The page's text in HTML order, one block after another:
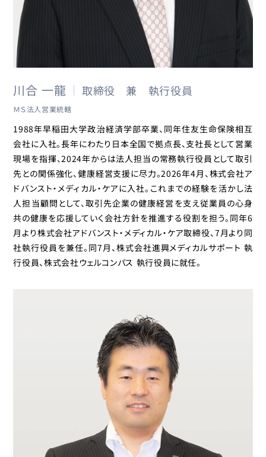
川合 一龍 取締役 兼 執行役員
ＭＳ法人営業統轄
1988年早稲田大学政治経済学部卒業、同年住友生命保険相互
会社に入社。長年にわたり日本全国で拠点長、支社長として営業
現場を指揮、2024年からは法人担当の常務執行役員として取引
先との関係強化、健康経営支援に尽力。2026年4月、株式会社ア
ドバンスト・メディカル・ケアに入社。これまでの経験を活かし法
人担当顧問として、取引先企業の健康経営を支え従業員の心身
共の健康を応援していく会社方針を推進する役割を担う。同年6
月より株式会社アドバンスト・メディカル・ケア取締役、7月より同
社執行役員を兼任。同7月、株式会社進興メディカルサポート 執
行役員、株式会社ウェルコンパス 執行役員に就任。